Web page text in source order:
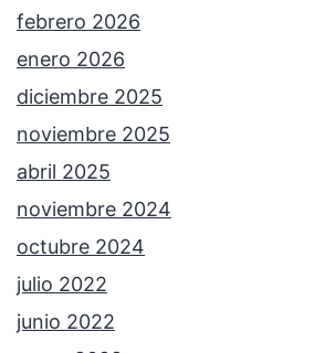
febrero 2026
enero 2026
diciembre 2025
noviembre 2025
abril 2025
noviembre 2024
octubre 2024
julio 2022
junio 2022